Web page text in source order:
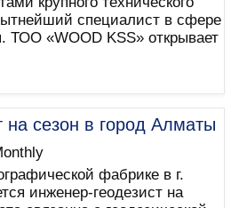
специалист в сфере
ТОО «WOOD KSS» открывает
на сезон в город Алматы
фабрике в г.
инженер-геодезист на